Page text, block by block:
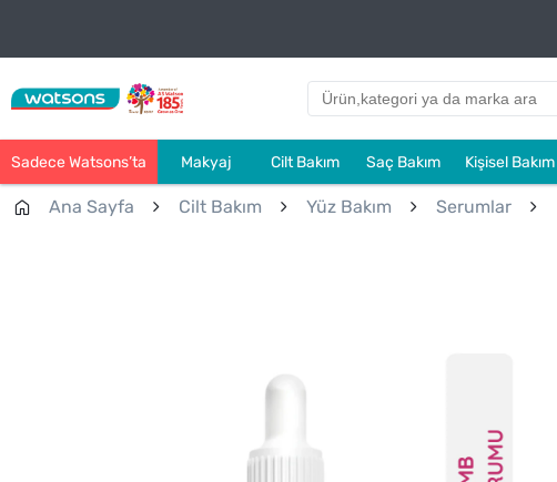
Sadece Watsons’ta Makyaj Cilt Bakım Saç Bakım Kişisel Bakım
Ana Sayfa Cilt Bakım Yüz Bakım Serumlar